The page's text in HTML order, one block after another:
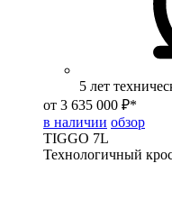
5 лет
от 3 635 000 ₽*
в наличии обзор
TIGGO 7L
Технологичный